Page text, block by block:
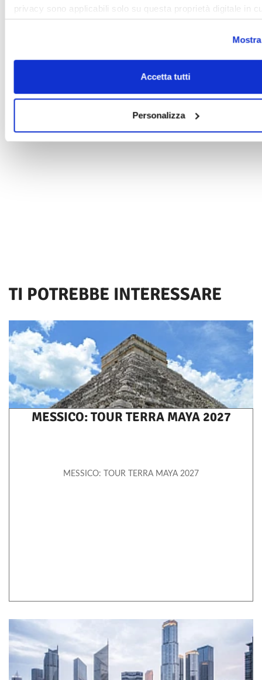
privacy sono applicabili solo su questa proprietà digitale in
effettuato le vostre scelte. È possibile modificare o revocare
consenso in qualsiasi momento dalla Dichiarazione sui
Con il tuo consenso, vorremmo anche:
raccogliere informazioni sulla tua posizione
Accetta tutti
Personalizza
TI POTREBBE INTERESSARE
MESSICO: TOUR TERRA MAYA 2027
MESSICO: TOUR TERRA MAYA 2027